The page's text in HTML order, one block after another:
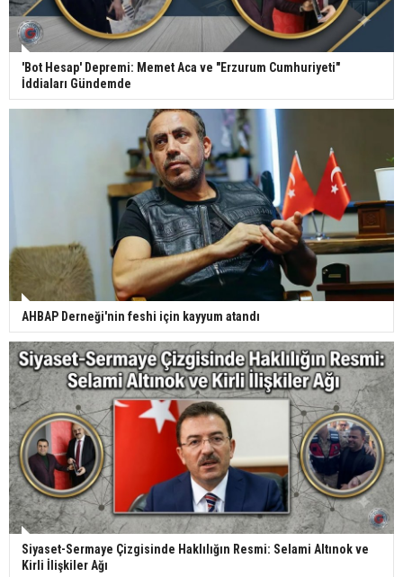
'Bot Hesap' Depremi: Memet Aca ve "Erzurum Cumhuriyeti"
İddiaları Gündemde
AHBAP Derneği'nin feshi için kayyum atandı
Siyaset-Sermaye Çizgisinde Haklılığın Resmi: Selami Altınok ve
Kirli İlişkiler Ağı